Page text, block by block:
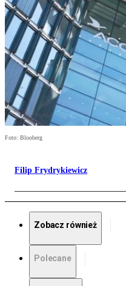
Foto: Blooberg
Filip Frydrykiewicz
Zobacz również
Polecane